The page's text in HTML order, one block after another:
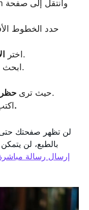
حدد الخطوط
اختر بعد ذلك.
.
حيث ترى حظر
.
حظر.
لن تظهر صفحتك حتى
بالطبع، لن
إرسال رسالة